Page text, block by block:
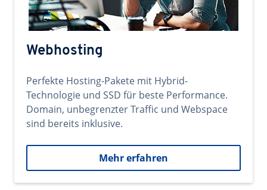
Webhosting
Perfekte Hosting-Pakete mit Hybrid-
Technologie und SSD für beste Performance.
Domain, unbegrenzter Traffic und Webspace
sind bereits inklusive.
Mehr erfahren